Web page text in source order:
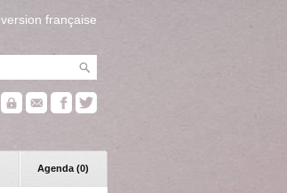
version française
Agenda (0)